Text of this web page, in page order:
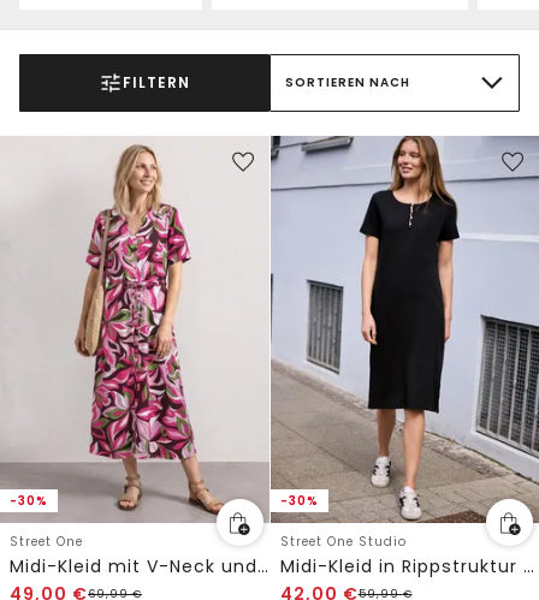
FILTERN SORTIEREN NACH
-30%
Street One
Midi-Kleid mit V-Neck und Print
49,00 €69,99€
-30%
Street One Studio
Midi-Kleid in Rippstruktur mit Rundhals
42,00 €59,99€